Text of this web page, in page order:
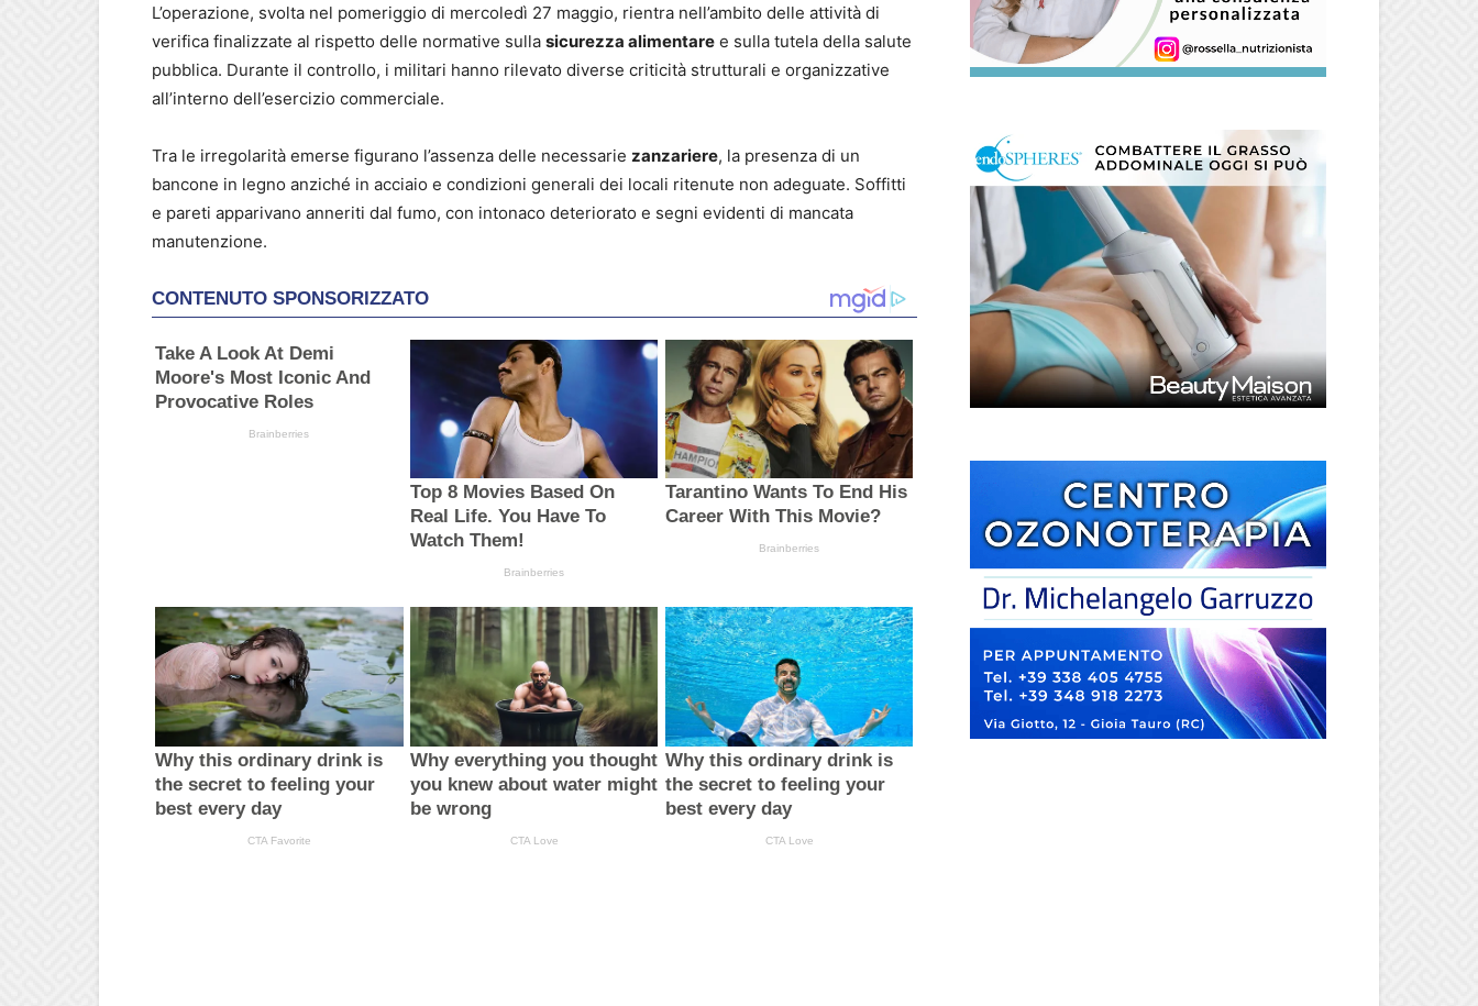
L’operazione, svolta nel pomeriggio di mercoledì 27 maggio, rientra nell’ambito delle attività di
verifica finalizzate al rispetto delle normative sulla sicurezza alimentare e sulla tutela della salute
pubblica. Durante il controllo, i militari hanno rilevato diverse criticità strutturali e organizzative
all’interno dell’esercizio commerciale.
Tra le irregolarità emerse figurano l’assenza delle necessarie zanzariere, la presenza di un
bancone in legno anziché in acciaio e condizioni generali dei locali ritenute non adeguate. Soffitti
e pareti apparivano anneriti dal fumo, con intonaco deteriorato e segni evidenti di mancata
manutenzione.